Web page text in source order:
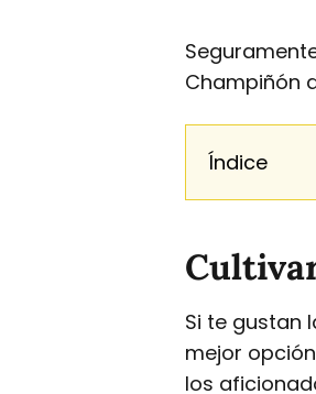
Champiñón
Índice
Si te gustan
mejor
los